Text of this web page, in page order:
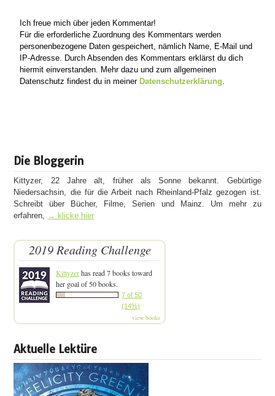
Ich freue mich über jeden Kommentar!
Für die erforderliche Zuordnung des Kommentars werden
personenbezogene Daten gespeichert, nämlich Name, E-Mail und
IP-Adresse. Durch Absenden des Kommentars erklärst du dich
hiermit einverstanden. Mehr dazu und zum allgemeinen
Datenschutz findest du in meiner Datenschutzerklärung.
Die Bloggerin
Kittyzer, 22 Jahre alt, früher als Sonne bekannt. Gebürtige
Niedersachsin, die für die Arbeit nach Rheinland-Pfalz gezogen ist.
Schreibt über Bücher, Filme, Serien und Mainz. Um mehr zu
erfahren, → klicke hier
2019 Reading Challenge
Kittyzerhas read 7 books toward
her goal of 50 books.
7 of 50
(14%)
view books
Aktuelle Lektüre